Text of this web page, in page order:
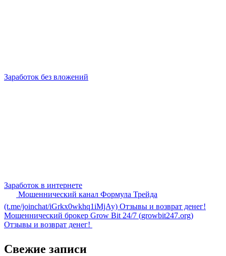
Заработок без вложений
Заработок в интернете
Мошеннический канал Формула Трейда
(t.me/joinchat/iGrkx0wkhq1iMjAy) Отзывы и возврат денег!
Мошеннический брокер Grow Bit 24/7 (growbit247.org)
Отзывы и возврат денег!
Свежие записи